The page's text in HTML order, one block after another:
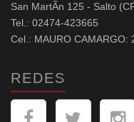
San MartÃ­n 125 - Salto
Tel.: 02474-423665
Cel.: MAURO CAMARGO:
REDES